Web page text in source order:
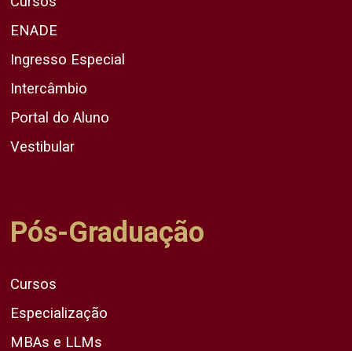
ENADE
Ingresso Especial
Intercâmbio
Portal do Aluno
Vestibular
Pós-Graduação
Cursos
Especialização
MBAs e LLMs